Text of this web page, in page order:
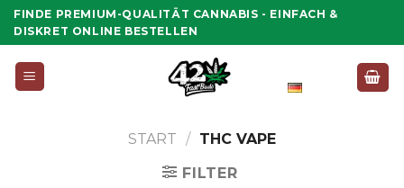
Zum
Inhalt
FINDE PREMIUM-QUALITÄT CANNABIS - EINFACH &
DISKRET ONLINE BESTELLEN
START / THC VAPE
FILTER